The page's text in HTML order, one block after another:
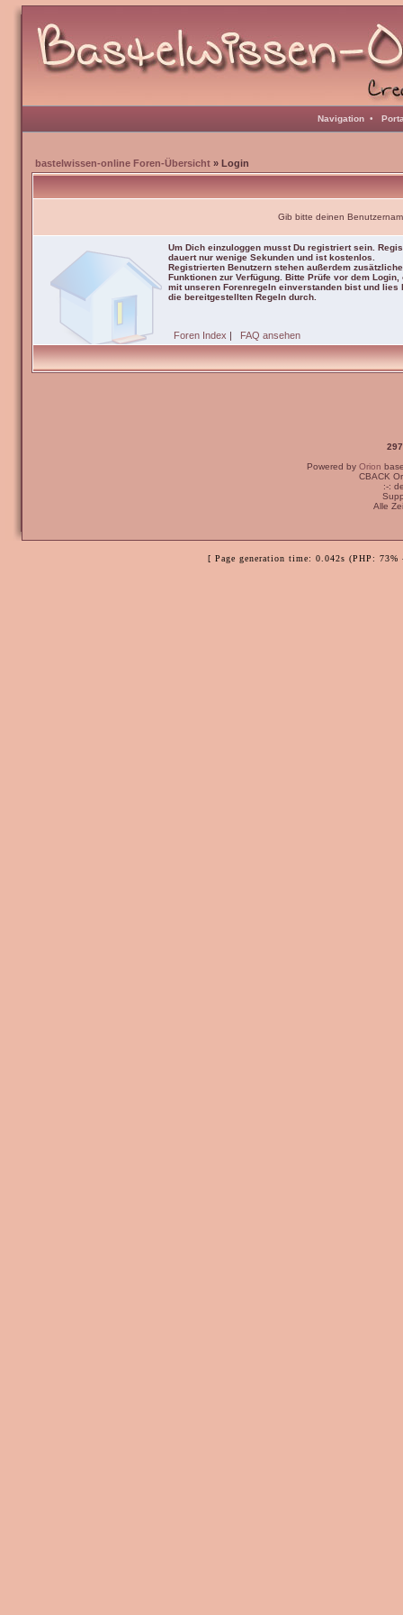
Navigation •
bastelwissen-online Foren-Übersicht » Login
Gib bitte deinen
Um Dich einzuloggen musst Du registriert sein.
dauert nur wenige Sekunden und ist kostenlos.
Registrierten Benutzern stehen außerdem zusätzliche
Funktionen zur Verfügung. Bitte Prüfe vor dem Login,
mit unseren Forenregeln einverstanden bist und lies
die bereitgestellten Regeln durch.
Foren Index | FAQ ansehen
Powered by Orion
CBACK
:-:
Alle
[ Page generation time: 0.042s (PHP: